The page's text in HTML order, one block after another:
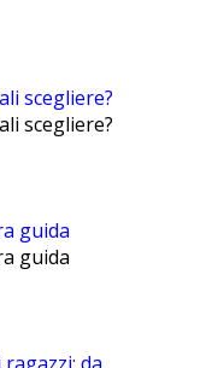
scegliere?
scegliere?
guida
guida